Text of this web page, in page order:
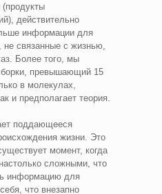
действительно
информации для
связанные с жизнью,
Более того, мы
превышающий 15
в молекулах,
и предполагает теория.
поддающееся
жизни. Это
момент, когда
сложными, что
информацию для
что внезапно